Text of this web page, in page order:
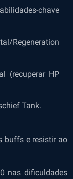
chave
Regeneration
(recuperar HP
Tank.
buffs e resistir ao
nas dificuldades